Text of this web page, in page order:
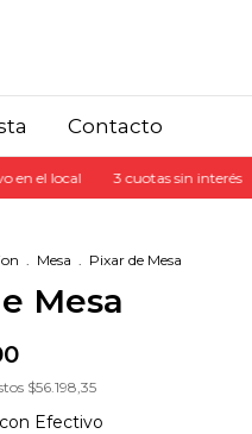
Contacto
el local 3 cuotas sin interés
. Mesa . Pixar de Mesa
Mesa
$56.198,35
con Efectivo